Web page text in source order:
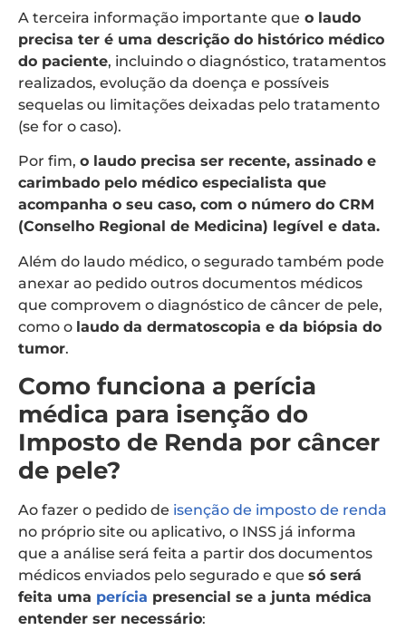
A terceira informação importante que o laudo
precisa ter é uma descrição do histórico médico
do paciente, incluindo o diagnóstico, tratamentos
realizados, evolução da doença e possíveis
sequelas ou limitações deixadas pelo tratamento
(se for o caso).
Por fim, o laudo precisa ser recente, assinado e
carimbado pelo médico especialista que
acompanha o seu caso, com o número do CRM
(Conselho Regional de Medicina) legível e data.
Além do laudo médico, o segurado também pode
anexar ao pedido outros documentos médicos
que comprovem o diagnóstico de câncer de pele,
como o laudo da dermatoscopia e da biópsia do
tumor.
Como funciona a perícia
médica para isenção do
Imposto de Renda por câncer
de pele?
Ao fazer o pedido de isenção de imposto de renda
no próprio site ou aplicativo, o INSS já informa
que a análise será feita a partir dos documentos
médicos enviados pelo segurado e que só será
feita uma perícia presencial se a junta médica
entender ser necessário: